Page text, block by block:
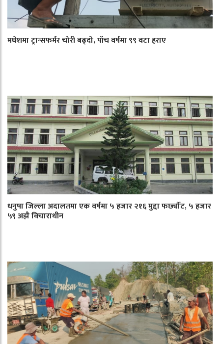
मधेशमा ट्रान्सफर्मर चोरी बढ्दो, पाँच वर्षमा ९९ वटा हराए
धनुषा जिल्ला अदालतमा एक वर्षमा ५ हजार २१६ मुद्दा फर्छ्यौट, ५ हजार
५९ अझै विचाराधीन